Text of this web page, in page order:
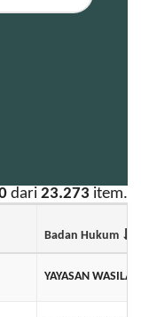
dari 23.273 item.
Badan Hukum
YAYASAN